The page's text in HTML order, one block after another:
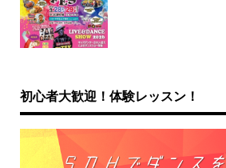
初心者大歓迎！体験レッスン！